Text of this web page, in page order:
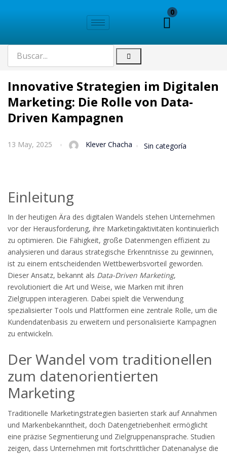
0
Innovative Strategien im Digitalen
Marketing: Die Rolle von Data-
Driven Kampagnen
13 May, 2025 Klever Chacha Sin categoría
Einleitung
In der heutigen Ära des digitalen Wandels stehen Unternehmen
vor der Herausforderung, ihre Marketingaktivitäten kontinuierlich
zu optimieren. Die Fähigkeit, große Datenmengen effizient zu
analysieren und daraus strategische Erkenntnisse zu gewinnen,
ist zu einem entscheidenden Wettbewerbsvorteil geworden.
Dieser Ansatz, bekannt als Data-Driven Marketing,
revolutioniert die Art und Weise, wie Marken mit ihren
Zielgruppen interagieren. Dabei spielt die Verwendung
spezialisierter Tools und Plattformen eine zentrale Rolle, um die
Kundendatenbasis zu erweitern und personalisierte Kampagnen
zu entwickeln.
Der Wandel vom traditionellen
zum datenorientierten
Marketing
Traditionelle Marketingstrategien basierten stark auf Annahmen
und Markenbekanntheit, doch Datengetriebenheit ermöglicht
eine präzise Segmentierung und Zielgruppenansprache. Studien
zeigen, dass Unternehmen mit fortschrittlicher Datenanalyse die